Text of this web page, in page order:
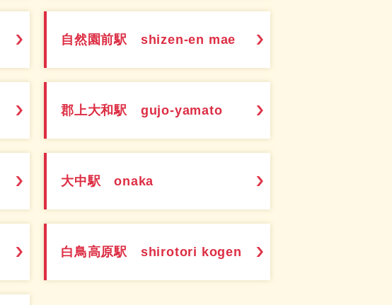
自然園前駅 shizen-en mae
郡上大和駅 gujo-yamato
大中駅 onaka
白鳥高原駅 shirotori kogen